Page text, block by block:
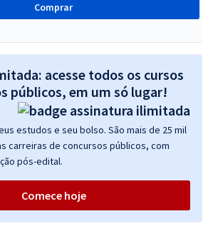
Comprar
acesse todos os cursos
públicos, em um só lugar!
estudos e seu bolso. São mais de 25 mil
carreiras de concursos públicos, com
pós-edital.
Comece hoje